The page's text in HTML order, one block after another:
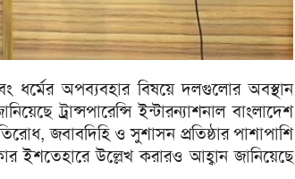
ধর্মের অপব্যবহার বিষয়ে দলগুলোর অবস্থান
ট্রান্সপারেন্সি ইন্টারন্যাশনাল বাংলাদেশ
জবাবদিহি ও সুশাসন প্রতিষ্ঠার পাশাপাশি
ইশতেহারে উল্লেখ করারও আহ্বান জানিয়েছে